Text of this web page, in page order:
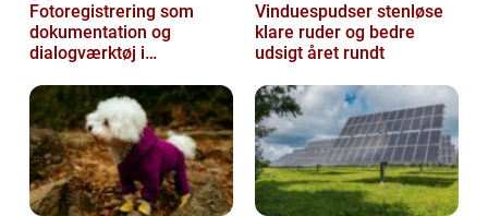
Fotoregistrering som
dokumentation og
dialogværktøj i
Vinduespudser stenløse
klare ruder og bedre
udsigt året rundt